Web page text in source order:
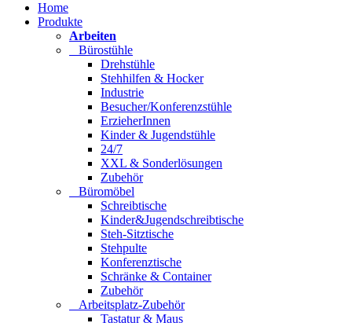
Home
Produkte
Arbeiten
Bürostühle
Drehstühle
Stehhilfen & Hocker
Industrie
Besucher/Konferenzstühle
ErzieherInnen
Kinder & Jugendstühle
24/7
XXL & Sonderlösungen
Zubehör
Büromöbel
Schreibtische
Kinder&Jugendschreibtische
Steh-Sitztische
Stehpulte
Konferenztische
Schränke & Container
Zubehör
Arbeitsplatz-Zubehör
Tastatur & Maus